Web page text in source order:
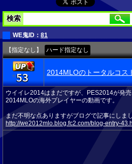
検索
WE鬼ID： 81
【指定なし】 ハード指定なし
★53 2014MLOのトータルコス
ウイイレ2014はまだですが、PES2014が発売
2014MLOの海外プレイヤーの動画です。
まだ不明な点ありますがブログで記事にしまし
http://we2012mlo.blog.fc2.com/blog-entry-